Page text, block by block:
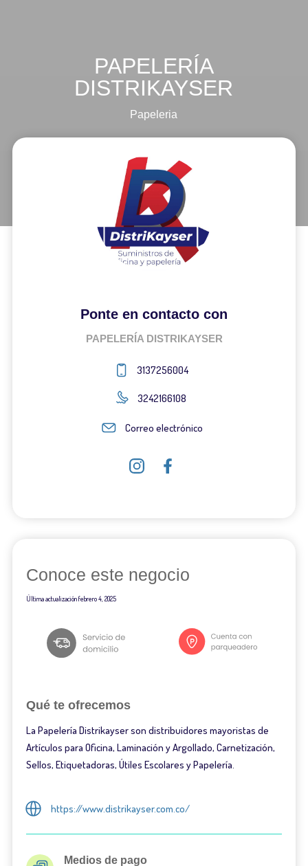
PAPELERÍA
DISTRIKAYSER
Papeleria
Ponte en contacto con
PAPELERÍA DISTRIKAYSER
3137256004
3242166108
Correo electrónico
Conoce este negocio
Última actualizaciónfebrero 4, 2025
Qué te ofrecemos
La Papelería Distrikayser son distribuidores mayoristas de
Artículos para Oficina, Laminación y Argollado, Carnetización,
Sellos, Etiquetadoras, Útiles Escolares y Papelería.
https://www.distrikayser.com.co/
Medios de pago